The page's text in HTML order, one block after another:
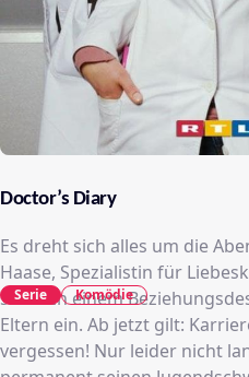
Doctor’s Diary
Es dreht sich alles um die
Haase, Spezialistin für
sie nach einem
Eltern ein. Ab jetzt gilt:
vergessen! Nur leider nicht
Serie Komödie